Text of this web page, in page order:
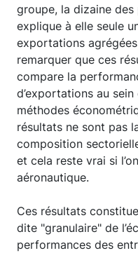
groupe, la dizaine
explique à elle seule
exportations
remarquer que ces
compare la
d’exportations au
méthodes
résultats ne sont pas
composition
et cela reste vrai si
aéronautique.
Ces résultats
dite "granulaire" de
performances des